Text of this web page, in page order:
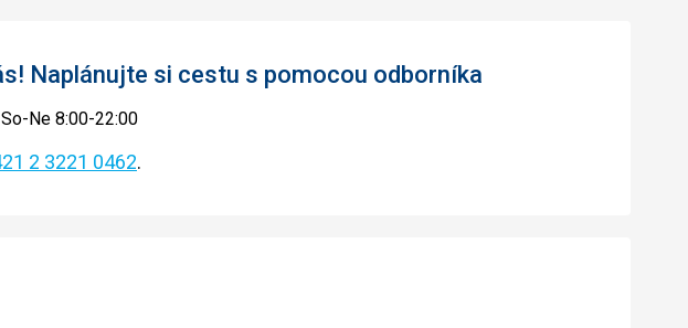
Naplánujte si cestu s pomocou odborníka
Ne 8:00-22:00
2 3221 0462.